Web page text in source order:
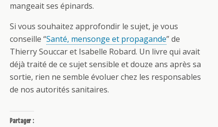
mangeait ses épinards.
Si vous souhaitez approfondir le sujet, je vous
conseille “Santé, mensonge et propagande” de
Thierry Souccar et Isabelle Robard. Un livre qui avait
déjà traité de ce sujet sensible et douze ans après sa
sortie, rien ne semble évoluer chez les responsables
de nos autorités sanitaires.
Partager :